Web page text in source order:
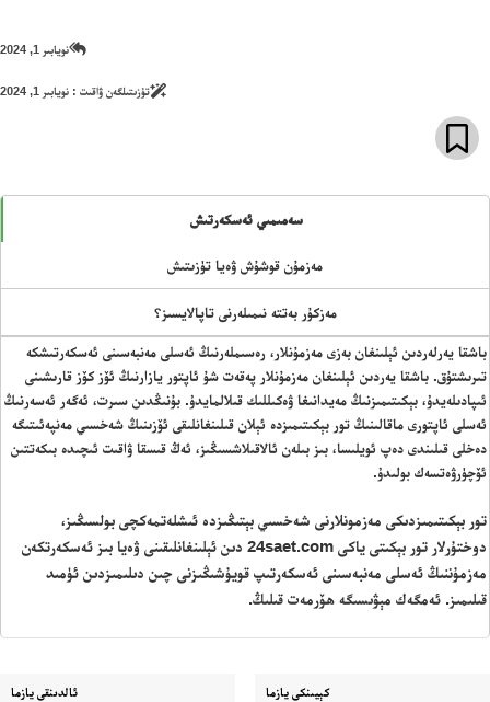
نويابىر 1, 2024
تۈزىتىلگەن ۋاقىت : نويابىر 1, 2024
سەمىمىي ئەسكەرتىش
مەزمۇن قوشۇش ۋەيا تۈزىتىش
مەزكۇر بەتتە نىمىلەرنى تاپالايسىز؟
باشقا يەرلەردىن ئېلىنغان بەزى مەزمۇنلار، رەسىملەرنىڭ ئەسلى مەنبەسىنى ئەسكەرتىشكە
تىرىشتۇق. باشقا يەردىن ئېلىنغان مەزمۇنلار پەقەت شۇ ئاپتور يازارنىڭ ئۆز كۆز قارىشىنى
ئىپادىلەيدۇ، بېكىتىمىزنىڭ مەيدانىغا ۋەكىللىك قىلالمايدۇ. بۇنىڭدىن سىرت، ئەگەر ئەسەرنىڭ
ئەسلى ئاپتورى ماقالىنىڭ تور بېكىتىمىزدە ئېلان قىلىنغانلىقى ئۆزىنىڭ شەخسىي مەنپەئىتىگە
دەخلى قىلىندى دەپ ئويلىسا، بىز بىلەن ئالاقىلاشسىڭىز، ئەڭ قىسقا ۋاقىت ئىچىدە بىكەتتىن
ئۆچۈرۋەتسەك بولىدۇ.
تور بېكىتىمىزدىكى مەزمونلارنى شەخسىي بېتىڭىزدە ئىشلەتمەكچى بولسىڭىز،
دوختۇرلار تور بېكىتى ياكى 24saet.com دىن ئېلىنغانلىقىنى ۋەيا بىز ئەسكەرتكەن
مەزمۇننىڭ ئەسلى مەنبەسىنى ئەسكەرتىپ قويۇشىڭىزنى چىن دىلىمىزدىن ئۈمىد
قىلىمىز. ئەمگەك مېۋىسىگە ھۆرمەت قىلىڭ.
ئالدىنقى يازما كېيىنكى يازما